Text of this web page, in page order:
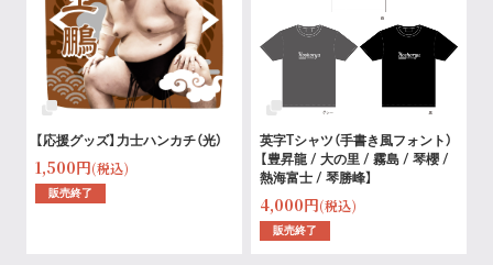
【応援グッズ】力士ハンカチ（光）
1,500円(税込)
販売終了
英字Tシャツ（手書き風フォント）
【豊昇龍 / 大の里 / 霧島 / 琴櫻 /
熱海富士 / 琴勝峰】
4,000円(税込)
販売終了